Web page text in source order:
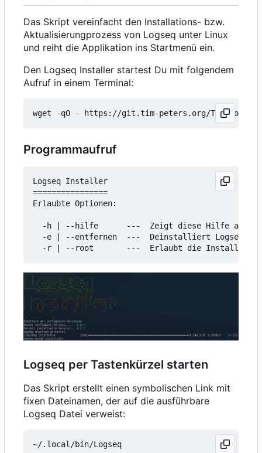
Das Skript vereinfacht den Installations- bzw.
Aktualisierungprozess von Logseq unter Linux
und reiht die Applikation ins Startmenü ein.
Den Logseq Installer startest Du mit folgendem
Aufruf in einem Terminal:
wget -qO - https://git.tim-peters.org/Tim/
Programmaufruf
Logseq Installer
================
Erlaubte Optionen:
  -h | --hilfe      ---  Zeigt diese Hilfe an
  -e | --entfernen  ---  Deinstalliert Logseq
Logseq per Tastenkürzel starten
Das Skript erstellt einen symbolischen Link mit
fixen Dateinamen, der auf die ausführbare
Logseq Datei verweist: